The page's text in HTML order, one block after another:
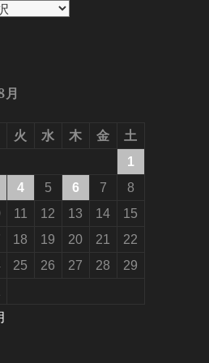
火 水 木 金
土
1
4 5 6 7
8
11 12 13 14
15
18 19 20 21
22
25 26 27 28
29